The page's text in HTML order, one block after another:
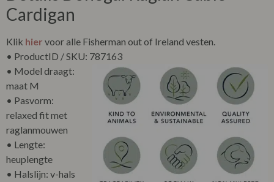
Cardigan
Klik hier voor alle Fisherman out of Ireland vesten.
• ProductID / SKU: 787163
• Model draagt:
maat M
• Pasvorm:
relaxed fit met
raglanmouwen
• Lengte:
heuplengte
• Halslijn: v-hals